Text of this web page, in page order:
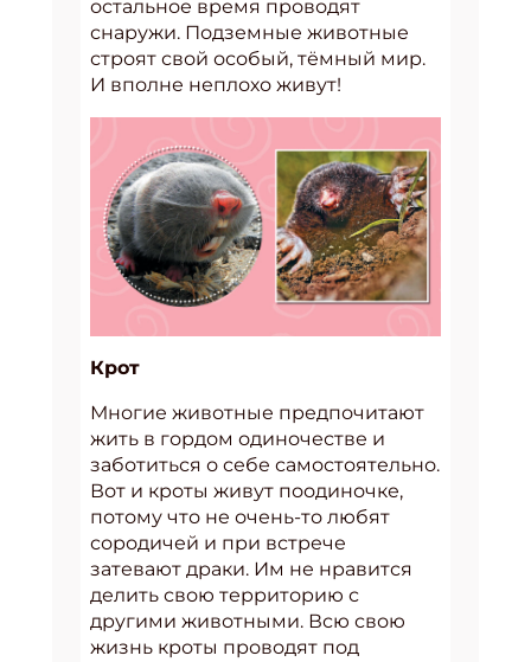
остальное время проводят
снаружи. Подземные животные
строят свой особый, тёмный мир.
И вполне неплохо живут!
Крот
Многие животные предпочитают
жить в гордом одиночестве и
заботиться о себе самостоятельно.
Вот и кроты живут поодиночке,
потому что не очень-то любят
сородичей и при встрече
затевают драки. Им не нравится
делить свою территорию с
другими животными. Всю свою
жизнь кроты проводят под